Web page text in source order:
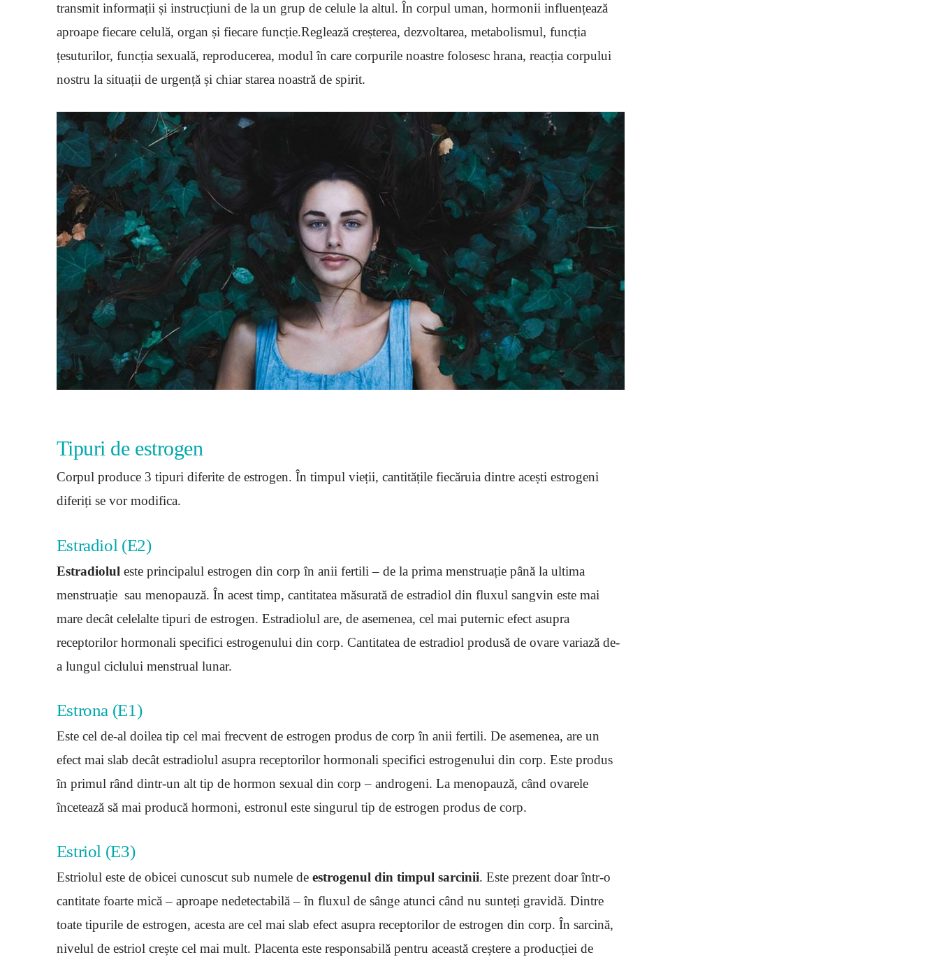
transmit informații și instrucțiuni de la un grup de celule la altul. În corpul uman, hormonii influențează
aproape fiecare celulă, organ și fiecare funcție.Reglează creșterea, dezvoltarea, metabolismul, funcția
țesuturilor, funcția sexuală, reproducerea, modul în care corpurile noastre folosesc hrana, reacția corpului
nostru la situații de urgență și chiar starea noastră de spirit.
Tipuri de estrogen
Corpul produce 3 tipuri diferite de estrogen. În timpul vieții, cantitățile fiecăruia dintre acești estrogeni
diferiți se vor modifica.
Estradiol (E2)
Estradiolul este principalul estrogen din corp în anii fertili – de la prima menstruație până la ultima
menstruație sau menopauză. În acest timp, cantitatea măsurată de estradiol din fluxul sangvin este mai
mare decât celelalte tipuri de estrogen. Estradiolul are, de asemenea, cel mai puternic efect asupra
receptorilor hormonali specifici estrogenului din corp. Cantitatea de estradiol produsă de ovare variază de-
a lungul ciclului menstrual lunar.
Estrona (E1)
Este cel de-al doilea tip cel mai frecvent de estrogen produs de corp în anii fertili. De asemenea, are un
efect mai slab decât estradiolul asupra receptorilor hormonali specifici estrogenului din corp. Este produs
în primul rând dintr-un alt tip de hormon sexual din corp – androgeni. La menopauză, când ovarele
încetează să mai producă hormoni, estronul este singurul tip de estrogen produs de corp.
Estriol (E3)
Estriolul este de obicei cunoscut sub numele de estrogenul din timpul sarcinii. Este prezent doar într-o
cantitate foarte mică – aproape nedetectabilă – în fluxul de sânge atunci când nu sunteți gravidă. Dintre
toate tipurile de estrogen, acesta are cel mai slab efect asupra receptorilor de estrogen din corp. În sarcină,
nivelul de estriol crește cel mai mult. Placenta este responsabilă pentru această creștere a producției de